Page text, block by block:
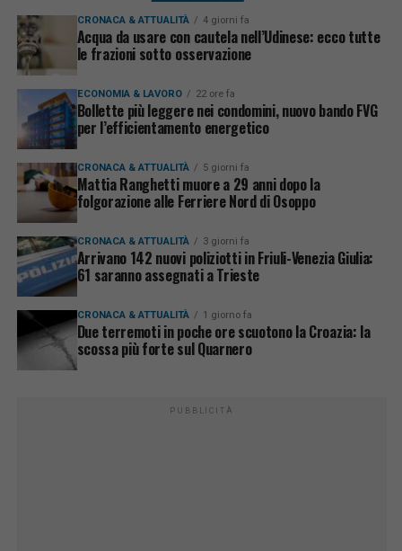
CRONACA & ATTUALITÀ 4 giorni fa
Acqua da usare con cautela nell’Udinese: ecco tutte
le frazioni sotto osservazione
ECONOMIA & LAVORO 22 ore fa
Bollette più leggere nei condomini, nuovo bando FVG
per l’efficientamento energetico
CRONACA & ATTUALITÀ 5 giorni fa
Mattia Ranghetti muore a 29 anni dopo la
folgorazione alle Ferriere Nord di Osoppo
CRONACA & ATTUALITÀ 3 giorni fa
Arrivano 142 nuovi poliziotti in Friuli-Venezia Giulia:
61 saranno assegnati a Trieste
CRONACA & ATTUALITÀ 1 giorno fa
Due terremoti in poche ore scuotono la Croazia: la
scossa più forte sul Quarnero
PUBBLICITÀ